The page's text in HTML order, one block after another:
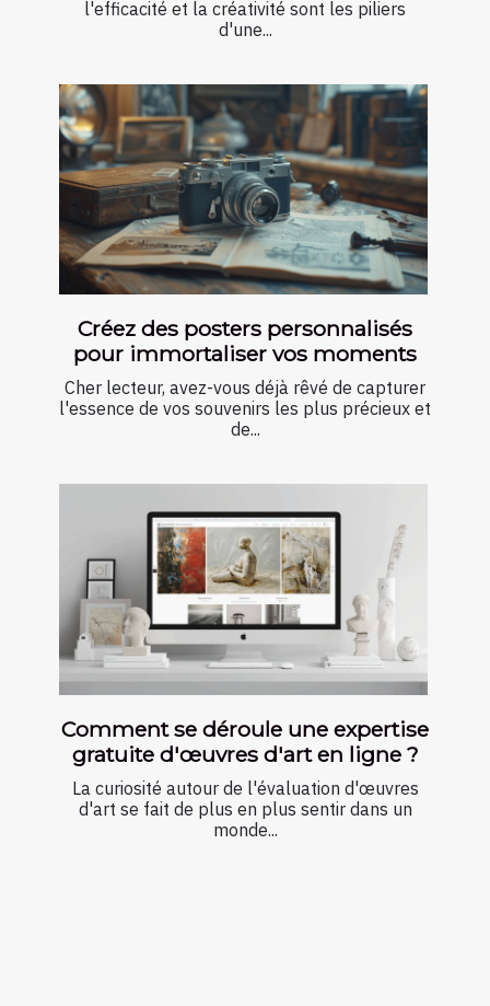
l'efficacité et la créativité sont les piliers
d'une...
Créez des posters personnalisés
pour immortaliser vos moments
Cher lecteur, avez-vous déjà rêvé de capturer
l'essence de vos souvenirs les plus précieux et
de...
Comment se déroule une expertise
gratuite d'œuvres d'art en ligne ?
La curiosité autour de l'évaluation d'œuvres
d'art se fait de plus en plus sentir dans un
monde...